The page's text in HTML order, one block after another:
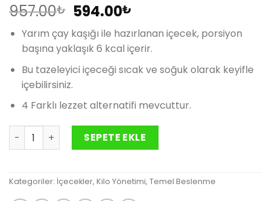
957.00₺ Orijinal
fiyat:
957.00₺.
594.00₺
andaki
fiyat:
594.00₺.
Yarım çay kaşığı ile hazırlanan içecek, porsiyon
başına yaklaşık 6 kcal içerir.
Bu tazeleyici içeceği sıcak ve soğuk olarak keyifle
içebilirsiniz.
4 Farklı lezzet alternatifi mevcuttur.
Bitkisel Konsantre Çaylar Klasik 50 g adet
SEPETE EKLE
Kategoriler: İçecekler, Kilo Yönetimi, Temel Beslenme